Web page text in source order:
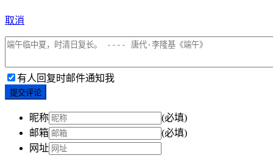
取消
有人回复时邮件通知我
提交评论
昵称
(必填)
邮箱
(必填)
网址